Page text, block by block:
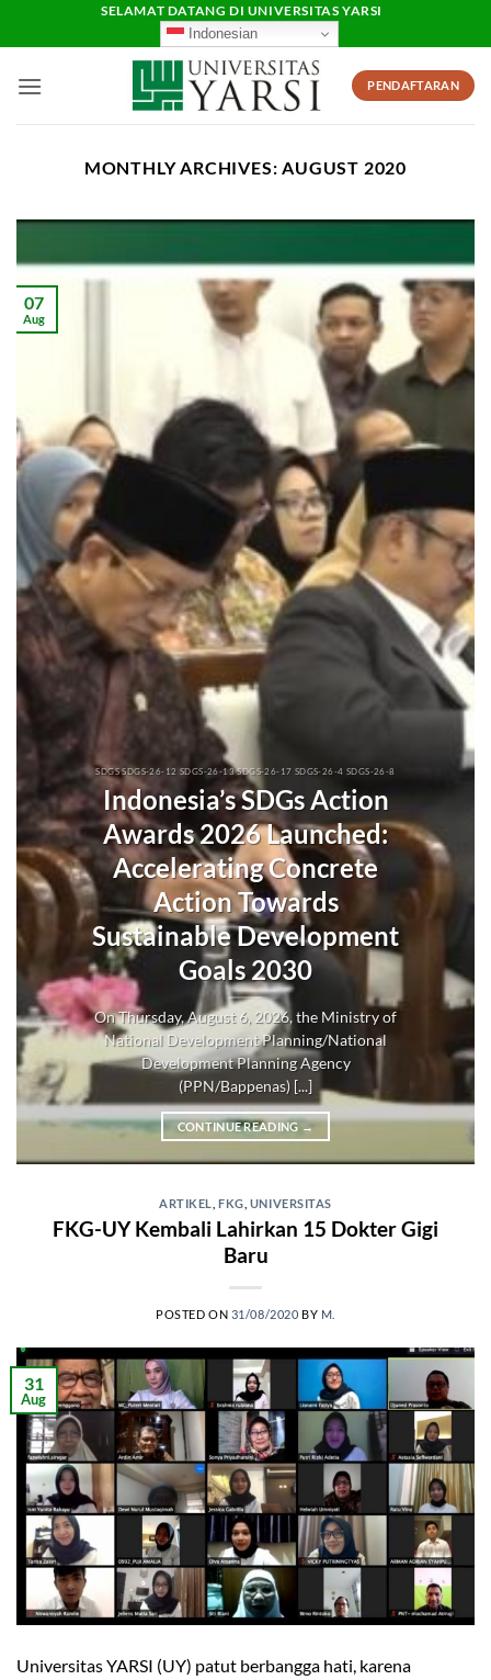
SELAMAT DATANG DI UNIVERSITAS YARSI
Indonesian
PENDAFTARAN
MONTHLY ARCHIVES:AUGUST 2020
SDGS SDGS-26-12 SDGS-26-13 SDGS-26-17 SDGS-26-4 SDGS-26-8
Indonesia’s SDGs Action
Awards 2026 Launched:
Accelerating Concrete
Action Towards
Sustainable Development
Goals 2030
On Thursday, August 6, 2026, the Ministry of
National Development Planning/National
Development Planning Agency
(PPN/Bappenas) [...]
CONTINUE READING →
07
Aug
ARTIKEL ,FKG UNIVERSITAS
FKG-UY Kembali Lahirkan 15 Dokter Gigi
Baru
POSTED ON 31/08/2020 BY M.
31
Aug
Universitas YARSI (UY) patut berbangga hati, karena